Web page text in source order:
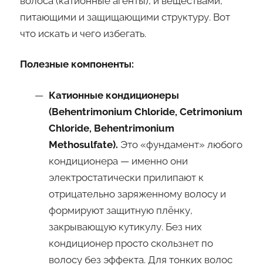
питающими и защищающими структуру. Вот
что искать и чего избегать.
Полезные компоненты:
Катионные кондиционеры
(Behentrimonium Chloride, Cetrimonium
Chloride, Behentrimonium
Methosulfate). Это «фундамент» любого
кондиционера — именно они
электростатически прилипают к
отрицательно заряженному волосу и
формируют защитную плёнку,
закрывающую кутикулу. Без них
кондиционер просто скользнет по
волосу без эффекта. Для тонких волос